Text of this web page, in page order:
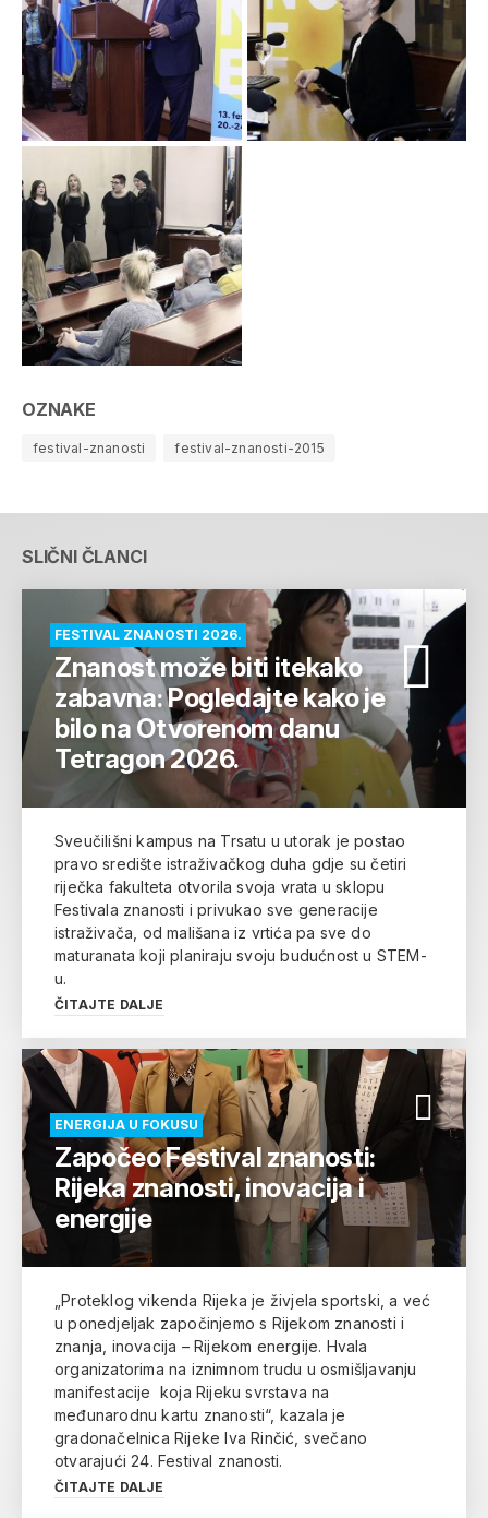
OZNAKE
festival-znanosti festival-znanosti-2015
SLIČNI ČLANCI
FESTIVAL ZNANOSTI 2026.
Znanost može biti itekako
zabavna: Pogledajte kako je
bilo na Otvorenom danu
Tetragon 2026.
Sveučilišni kampus na Trsatu u utorak je postao
pravo središte istraživačkog duha gdje su četiri
riječka fakulteta otvorila svoja vrata u sklopu
Festivala znanosti i privukao sve generacije
istraživača, od mališana iz vrtića pa sve do
maturanata koji planiraju svoju budućnost u STEM-
u.
ČITAJTE DALJE
ENERGIJA U FOKUSU
Započeo Festival znanosti:
Rijeka znanosti, inovacija i
energije
„Proteklog vikenda Rijeka je živjela sportski, a već
u ponedjeljak započinjemo s Rijekom znanosti i
znanja, inovacija – Rijekom energije. Hvala
organizatorima na iznimnom trudu u osmišljavanju
manifestacije koja Rijeku svrstava na
međunarodnu kartu znanosti“, kazala je
gradonačelnica Rijeke Iva Rinčić, svečano
otvarajući 24. Festival znanosti.
ČITAJTE DALJE